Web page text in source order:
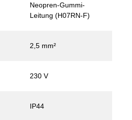
Neopren-Gummi-
Leitung (H07RN-F)
2,5 mm²
230 V
IP44